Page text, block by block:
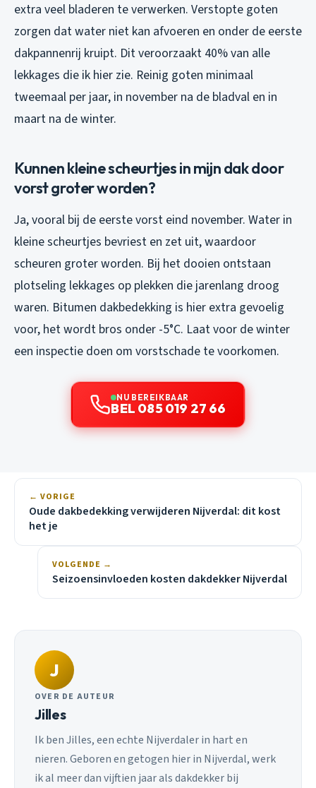
extra veel bladeren te verwerken. Verstopte goten
zorgen dat water niet kan afvoeren en onder de eerste
dakpannenrij kruipt. Dit veroorzaakt 40% van alle
lekkages die ik hier zie. Reinig goten minimaal
tweemaal per jaar, in november na de bladval en in
maart na de winter.
Kunnen kleine scheurtjes in mijn dak door
vorst groter worden?
Ja, vooral bij de eerste vorst eind november. Water in
kleine scheurtjes bevriest en zet uit, waardoor
scheuren groter worden. Bij het dooien ontstaan
plotseling lekkages op plekken die jarenlang droog
waren. Bitumen dakbedekking is hier extra gevoelig
voor, het wordt bros onder -5°C. Laat voor de winter
een inspectie doen om vorstschade te voorkomen.
NU BEREIKBAAR
BEL 085 019 27 66
← VORIGE
Oude dakbedekking verwijderen Nijverdal: dit kost
het je
VOLGENDE →
Seizoensinvloeden kosten dakdekker Nijverdal
J
OVER DE AUTEUR
Jilles
Ik ben Jilles, een echte Nijverdaler in hart en
nieren. Geboren en getogen hier in Nijverdal, werk
ik al meer dan vijftien jaar als dakdekker bij